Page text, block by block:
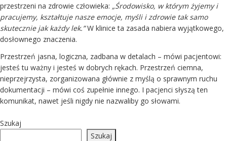
przestrzeni na zdrowie człowieka: „Środowisko, w którym żyjemy i
pracujemy, kształtuje nasze emocje, myśli i zdrowie tak samo
skutecznie jak każdy lek.”W klinice ta zasada nabiera wyjątkowego,
dosłownego znaczenia.
Przestrzeń jasna, logiczna, zadbana w detalach – mówi pacjentowi:
jesteś tu ważny i jesteś w dobrych rękach. Przestrzeń ciemna,
nieprzejrzysta, zorganizowana głównie z myślą o sprawnym ruchu
dokumentacji – mówi coś zupełnie innego. I pacjenci słyszą ten
komunikat, nawet jeśli nigdy nie nazwaliby go słowami.
Szukaj
Szukaj